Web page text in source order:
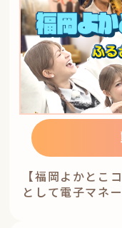
【福岡よかとこ
として電子マネ